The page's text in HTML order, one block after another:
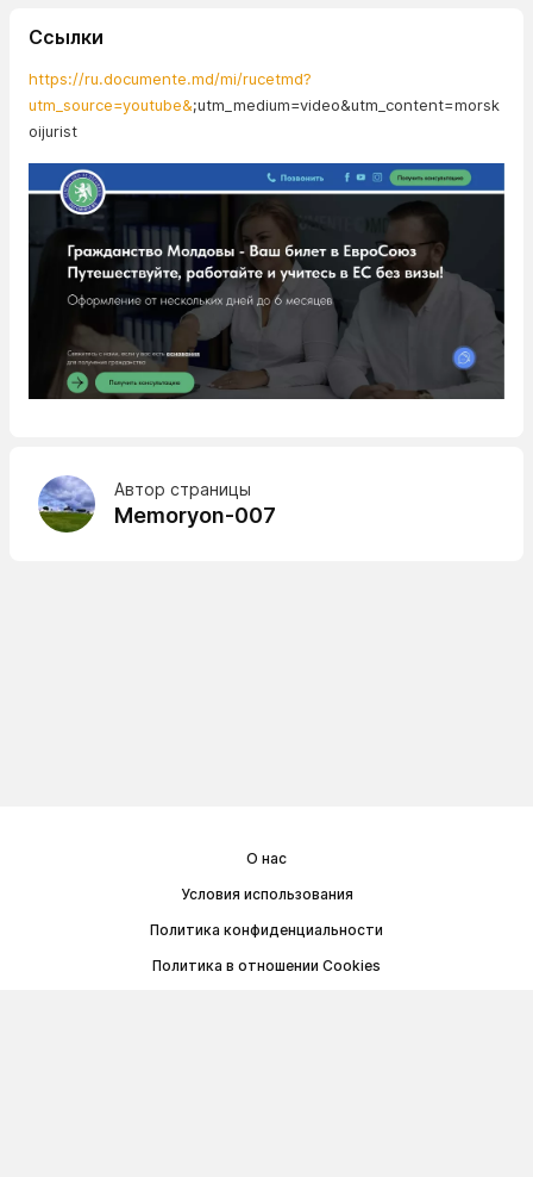
Ссылки
https://ru.documente.md/mi/rucetmd?
utm_source=youtube&;utm_medium=video&utm_content=morsk
oijurist
Автор страницы
Memoryon-007
О нас
Условия использования
Политика конфиденциальности
Политика в отношении Cookies